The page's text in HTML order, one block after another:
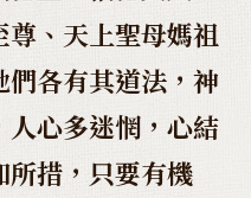
、天上聖母媽祖
各有其道法，神
心多迷惘，心結
措，只要有機